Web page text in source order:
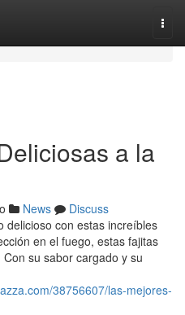
a la
News
Discuss
delicioso con estas increíbles
en el fuego, estas fajitas
su sabor cargado y su
38756607/las-mejores-